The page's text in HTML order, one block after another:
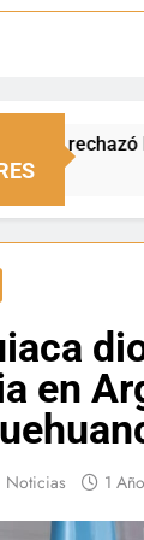
de
en
Noticias 1